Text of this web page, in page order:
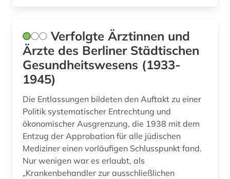
Verfolgte Ärztinnen und
Ärzte des Berliner Städtischen
Gesundheitswesens (1933-
1945)
Die Entlassungen bildeten den Auftakt zu einer
Politik systematischer Entrechtung und
ökonomischer Ausgrenzung, die 1938 mit dem
Entzug der Approbation für alle jüdischen
Mediziner einen vorläufigen Schlusspunkt fand.
Nur wenigen war es erlaubt, als
„Krankenbehandler zur ausschließlichen